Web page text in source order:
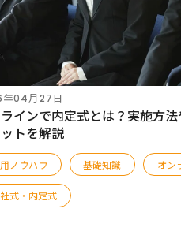
04月27日
インで内定式とは？実施方
トを解説
ノウハウ 基礎知識 オン
式・内定式